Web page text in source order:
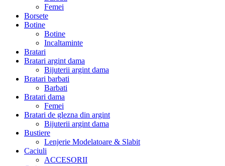
Femei
Borsete
Botine
Botine
Incaltaminte
Bratari
Bratari argint dama
Bijuterii argint dama
Bratari barbati
Barbati
Bratari dama
Femei
Bratari de glezna din argint
Bijuterii argint dama
Bustiere
Lenjerie Modelatoare & Slabit
Caciuli
ACCESORII